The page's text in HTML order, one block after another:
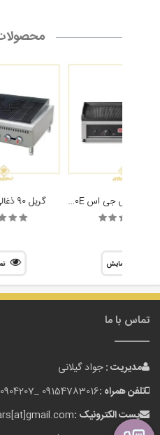
گریل رو میزی اس جی اس SGS 7050E
نمایش
گریل 90 ذغالی هات رنج
تماس با ما
مدیریت :جواد گیلانی
تلفن همراه :09154783016 _
_
پست الکترونیک :